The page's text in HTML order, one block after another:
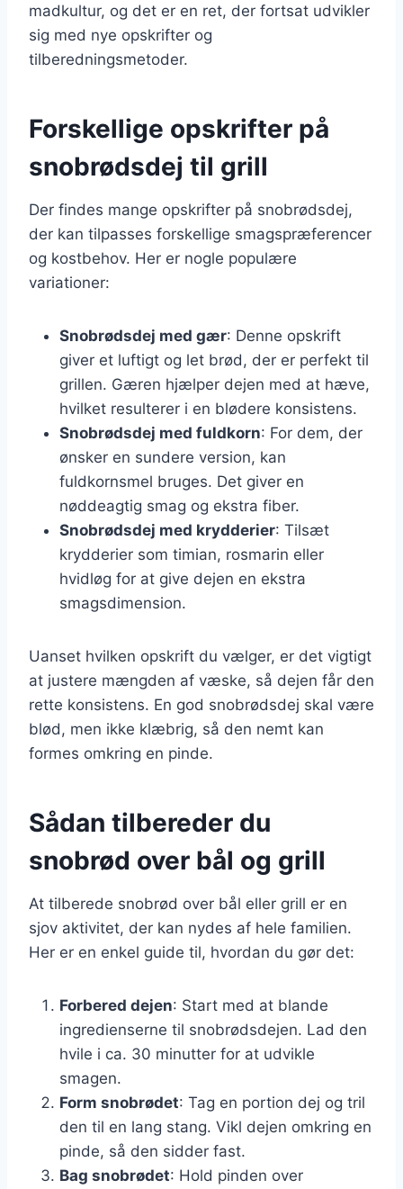
madkultur, og det er en ret, der fortsat udvikler
sig med nye opskrifter og
tilberedningsmetoder.
Forskellige opskrifter på
snobrødsdej til grill
Der findes mange opskrifter på snobrødsdej,
der kan tilpasses forskellige smagspræferencer
og kostbehov. Her er nogle populære
variationer:
Snobrødsdej med gær: Denne opskrift
giver et luftigt og let brød, der er perfekt til
grillen. Gæren hjælper dejen med at hæve,
hvilket resulterer i en blødere konsistens.
Snobrødsdej med fuldkorn: For dem, der
ønsker en sundere version, kan
fuldkornsmel bruges. Det giver en
nøddeagtig smag og ekstra fiber.
Snobrødsdej med krydderier: Tilsæt
krydderier som timian, rosmarin eller
hvidløg for at give dejen en ekstra
smagsdimension.
Uanset hvilken opskrift du vælger, er det vigtigt
at justere mængden af væske, så dejen får den
rette konsistens. En god snobrødsdej skal være
blød, men ikke klæbrig, så den nemt kan
formes omkring en pinde.
Sådan tilbereder du
snobrød over bål og grill
At tilberede snobrød over bål eller grill er en
sjov aktivitet, der kan nydes af hele familien.
Her er en enkel guide til, hvordan du gør det:
Forbered dejen: Start med at blande
ingredienserne til snobrødsdejen. Lad den
hvile i ca. 30 minutter for at udvikle
smagen.
Form snobrødet: Tag en portion dej og tril
den til en lang stang. Vikl dejen omkring en
pinde, så den sidder fast.
Bag snobrødet: Hold pinden over